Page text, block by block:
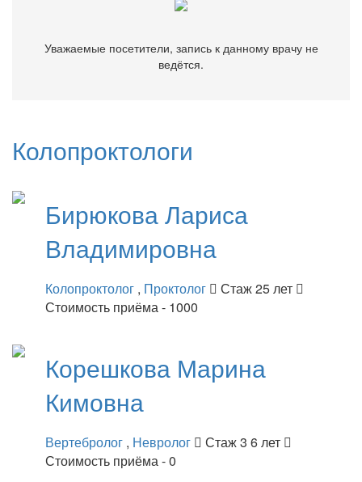
Уважаемые посетители, запись к данному врачу не
ведётся.
Колопроктологи
БирюковаЛариса
Владимировна
Колопроктолог , Проктолог
Стаж 25 лет
Стоимость приёма - 1000
Корешкова Марина
Кимовна
Вертебролог , Невролог
Стаж 3 6 лет
Стоимость приёма - 0